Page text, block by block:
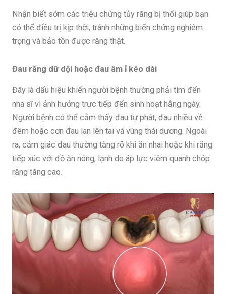
Nhận biết sớm các triệu chứng tủy răng bị thối giúp bạn
có thể điều trị kịp thời, tránh những biến chứng nghiêm
trọng và bảo tồn được răng thật.
Đau răng dữ dội hoặc đau âm ỉ kéo dài
Đây là dấu hiệu khiến người bệnh thường phải tìm đến
nha sĩ vì ảnh hưởng trực tiếp đến sinh hoạt hằng ngày.
Người bệnh có thể cảm thấy đau tự phát, đau nhiều về
đêm hoặc cơn đau lan lên tai và vùng thái dương. Ngoài
ra, cảm giác đau thường tăng rõ khi ăn nhai hoặc khi răng
tiếp xúc với đồ ăn nóng, lạnh do áp lực viêm quanh chóp
răng tăng cao.